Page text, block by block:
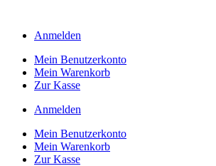
Anmelden
Mein Benutzerkonto
Mein Warenkorb
Zur Kasse
Anmelden
Mein Benutzerkonto
Mein Warenkorb
Zur Kasse